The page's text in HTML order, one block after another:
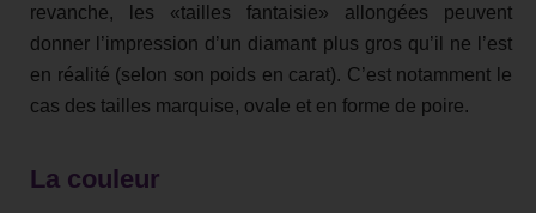
revanche, les «tailles fantaisie» allongées peuvent
donner l’impression d’un diamant plus gros qu’il ne l’est
en réalité (selon son poids en carat). C’est notamment le
cas des tailles marquise, ovale et en forme de poire.
La couleur